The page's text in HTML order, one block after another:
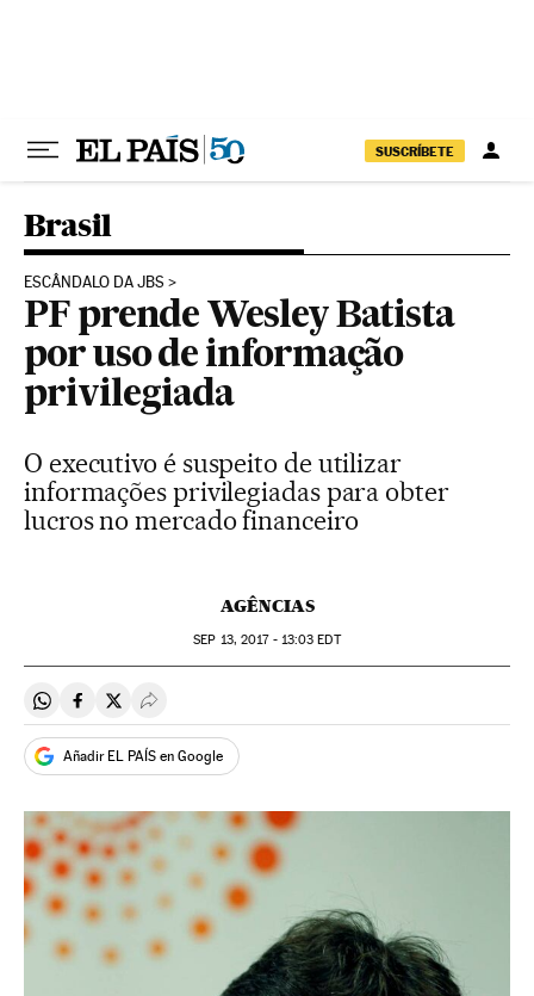
SUSCRÍBETE
Brasil
ESCÂNDALO DA JBS
PF prende Wesley Batista
por uso de informação
privilegiada
O executivo é suspeito de utilizar
informações privilegiadas para obter
lucros no mercado financeiro
AGÊNCIAS
SEP 13, 2017 - 13:03 EDT
Compartir en Whatsapp
Compartir en Facebook
Compartir en Twitter
Desplegar Redes Sociales
Añadir EL PAÍS en Google